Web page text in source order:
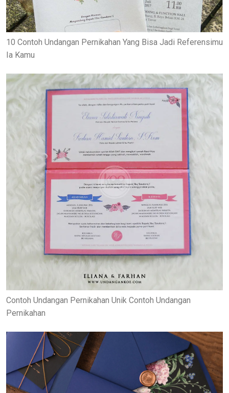
10 Contoh Undangan Pernikahan Yang Bisa Jadi Referensimu
Ia Kamu
Contoh Undangan Pernikahan Unik Contoh Undangan
Pernikahan